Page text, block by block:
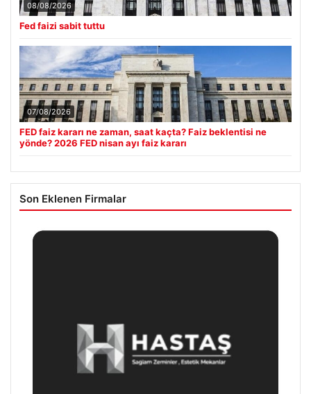
08/08/2026
Fed faizi sabit tuttu
07/08/2026
FED faiz kararı ne zaman, saat kaçta? Faiz beklentisi ne
yönde? 2026 FED nisan ayı faiz kararı
Son Eklenen Firmalar